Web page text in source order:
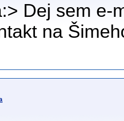
Dej sem e-
na